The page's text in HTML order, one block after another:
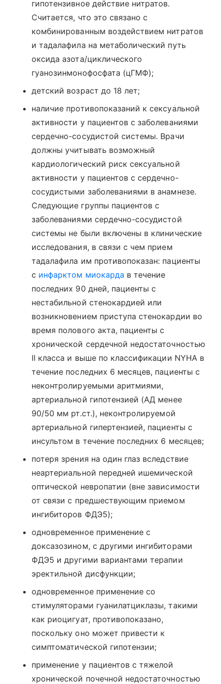
гипотензивное действие нитратов.
Считается, что это связано с
комбинированным воздействием нитратов
и тадалафила на метаболический путь
оксида азота/циклического
гуанозинмонофосфата (цГМФ);
детский возраст до 18 лет;
наличие противопоказаний к сексуальной
активности у пациентов с заболеваниями
сердечно-сосудистой системы. Врачи
должны учитывать возможный
кардиологический риск сексуальной
активности у пациентов с сердечно-
сосудистыми заболеваниями в анамнезе.
Следующие группы пациентов с
заболеваниями сердечно-сосудистой
системы не были включены в клинические
исследования, в связи с чем прием
тадалафила им противопоказан: пациенты
с инфарктом миокарда в течение
последних 90 дней, пациенты с
нестабильной стенокардией или
возникновением приступа стенокардии во
время полового акта, пациенты с
хронической сердечной недостаточностью
II класса и выше по классификации NYHA в
течение последних 6 месяцев, пациенты с
неконтролируемыми аритмиями,
артериальной гипотензией (АД менее
90/50 мм рт.ст.), неконтролируемой
артериальной гипертензией, пациенты с
инсультом в течение последних 6 месяцев;
потеря зрения на один глаз вследствие
неартериальной передней ишемической
оптической невропатии (вне зависимости
от связи с предшествующим приемом
ингибиторов ФДЭ5);
одновременное применение с
доксазозином, с другими ингибиторами
ФДЭ5 и другими вариантами терапии
эректильной дисфункции;
одновременное применение со
стимуляторами гуанилатциклазы, такими
как риоцигуат, противопоказано,
поскольку оно может привести к
симптоматической гипотензии;
применение у пациентов с тяжелой
хронической почечной недостаточностью